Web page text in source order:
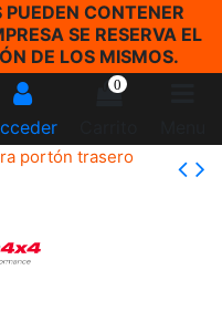
CONTENER
SE RESERVA EL
DE LOS MISMOS.
0
portón trasero